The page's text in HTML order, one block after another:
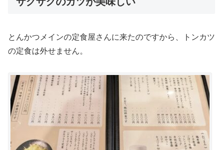
とんかつメインの定食屋さんに来たのですから、トンカツ
の定食は外せません。